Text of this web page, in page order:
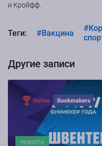
и Кройфф.
Теги: #Вакцина
Другие записи
Новости